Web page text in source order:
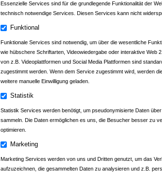
Essenzielle Services sind für die grundlegende Funktionalität der
technisch notwendige Services. Diesen Services kann nicht
Funktional
Funktionale Services sind notwendig, um über die wesentliche
wie hübschere Schriftarten, Videowiedergabe oder interaktive Web
von z.B. Videoplattformen und Social Media Plattformen sind
zugestimmt werden. Wenn dem Service zugestimmt wird, werden
weitere manuelle Einwilligung geladen.
Statistik
Statistik Services werden benötigt, um pseudonymisierte Daten
sammeln. Die Daten ermöglichen es uns, die Besucher besser zu
optimieren.
Marketing
Marketing Services werden von uns und Dritten genutzt, um das
aufzuzeichnen, die gesammelten Daten zu analysieren und z.B.